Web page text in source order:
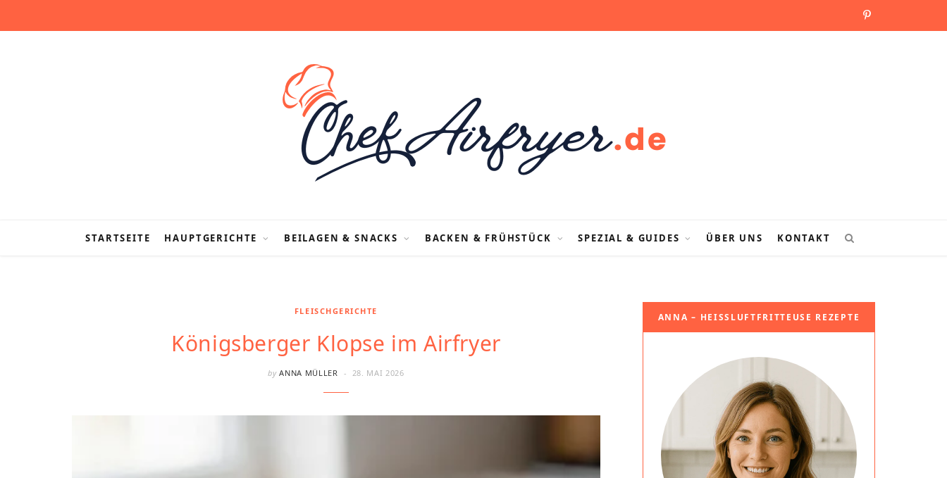
P
STARTSEITE HAUPTGERICHTE BEILAGEN & SNACKS BACKEN & FRÜHSTÜCK SPEZIAL & GUIDES ÜBER UNS KONTAKT
FLEISCHGERICHTE
Königsberger Klopse im Airfryer
by ANNA MÜLLER 28. MAI 2026
ANNA – HEISSLUFTFRITTEUSE REZEPTE